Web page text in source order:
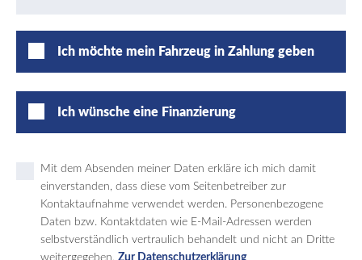
Ich möchte mein Fahrzeug in Zahlung geben
Ich wünsche eine Finanzierung
Mit dem Absenden meiner Daten erkläre ich mich damit
einverstanden, dass diese vom Seitenbetreiber zur
Kontaktaufnahme verwendet werden. Personenbezogene
Daten bzw. Kontaktdaten wie E-Mail-Adressen werden
selbstverständlich vertraulich behandelt und nicht an Dritte
weitergegeben. Zur Datenschutzerklärung